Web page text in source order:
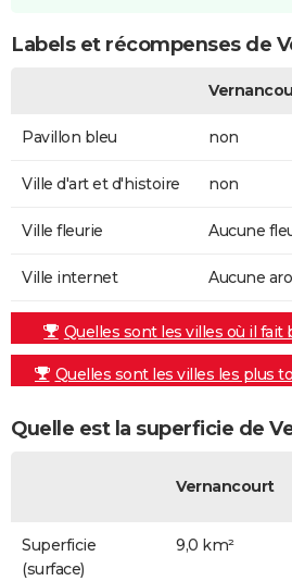
Labels et récompenses de
Pavillon bleu non
Ville d'art et d'histoire non
Ville fleurie Aucune
Ville internet Aucune
Quelles sont les villes où il fait
Quelles sont les villes les plus
Quelle est la superficie de
Vernancourt
Superficie
(surface)
9,0 km²